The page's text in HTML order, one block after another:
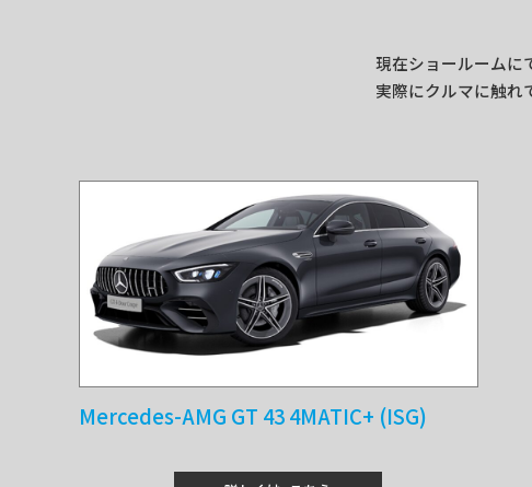
現在ショールームに
実際にクルマに触れ
Mercedes-AMG GT 43 4MATIC+ (ISG)